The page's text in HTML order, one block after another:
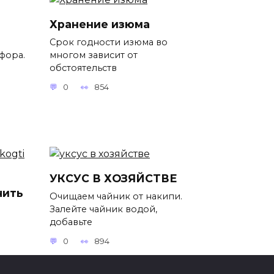
Хранение изюма
Срок годности изюма во
многом зависит от
обстоятельств
0 854
УКСУС В ХОЗЯЙСТВЕ
Очищаем чайник от накипи.
Залейте чайник водой,
добавьте
0 894